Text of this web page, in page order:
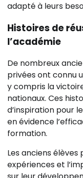
adapté à leurs
Histoires de
l’académie
De nombreux
privées ont connu
y compris la
nationaux. Ces
d’inspiration pour
en évidence
formation.
Les anciens
expériences et